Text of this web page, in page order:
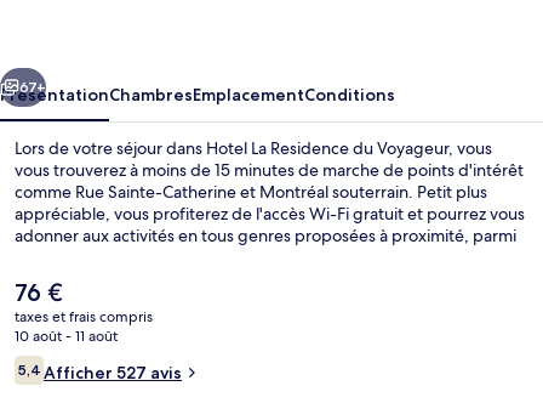
Voyageur
Suivant
67+
PrésentationChambresEmplacementConditions
Lors de votre séjour dans Hotel La Residence du Voyageur, vous
vous trouverez à moins de 15 minutes de marche de points d'intérêt
comme Rue Sainte-Catherine et Montréal souterrain. Petit plus
appréciable, vous profiterez de l'accès Wi-Fi gratuit et pourrez vous
adonner aux activités en tous genres proposées à proximité, parmi
randonnée en VTT. Cet hôtel de style Art déco se trouve à moins de
5 minutes en voiture de Université McGill et de Palais des Congrès
de Montréal. Les autres voyageurs ne tarissent pas d'éloges en ce
qui concerne la présentation générale. L'hébergement se situe à
une très courte distance à pied des transports publics : Station de
métro Sherbrooke se trouve à 4 min et Station de métro Berri-
Le
prix
actuel
est
de
76 €
taxes et frais compris
10 août - 11 août
Avis
voyageurs
5,45,4 sur 10
Afficher 527 avis